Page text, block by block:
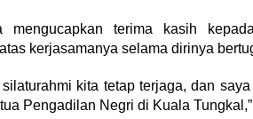
mengucapkan terima kasih
kerjasamanya selama dirinya
silaturahmi kita tetap terjaga, dan
Pengadilan Negri di Kuala